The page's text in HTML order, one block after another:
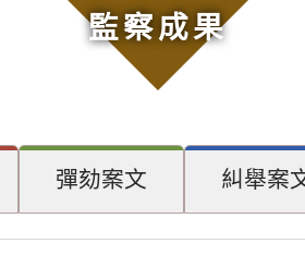
監察成果
彈劾案文 糾舉案